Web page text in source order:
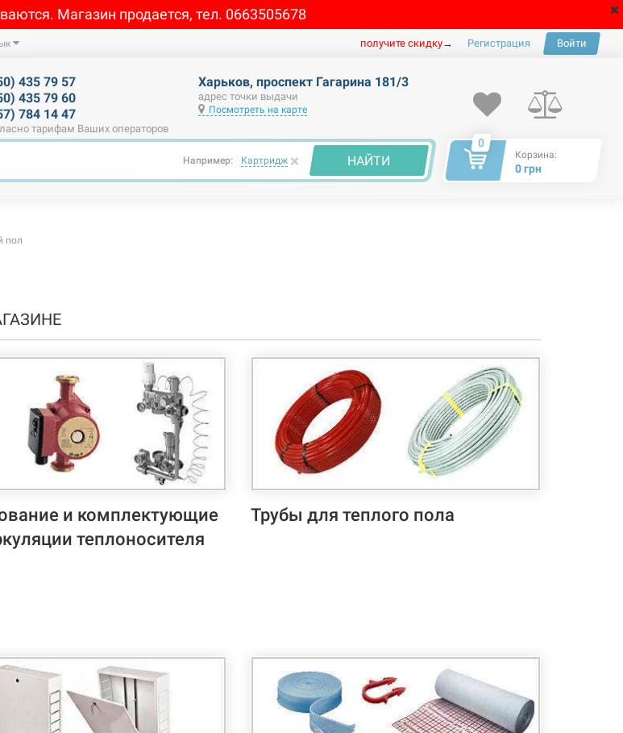
Магазин продается, тел. 0663505678
получите скидку→ Регистрация Войти
435 79 57
435 79 60
784 14 47
тарифам Ваших операторов
Харьков, проспект Гагарина 181/3
адрес точки выдачи
Посмотреть на карте
Например: Картридж × НАЙТИ
0
Корзина:
0 грн
пол
и комплектующие
теплоносителя
Трубы для теплого пола